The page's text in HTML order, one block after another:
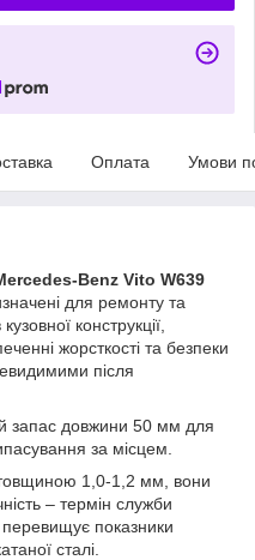
Оплата Умови
Benz Vito W639
для ремонту та
конструкції,
жорсткості та безпеки
після
запас довжини 50 мм для
за місцем.
товщиною 1,0-1,2 мм, вони
– термін служби
показники
сталі.